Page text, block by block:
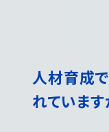
人材育成
れています